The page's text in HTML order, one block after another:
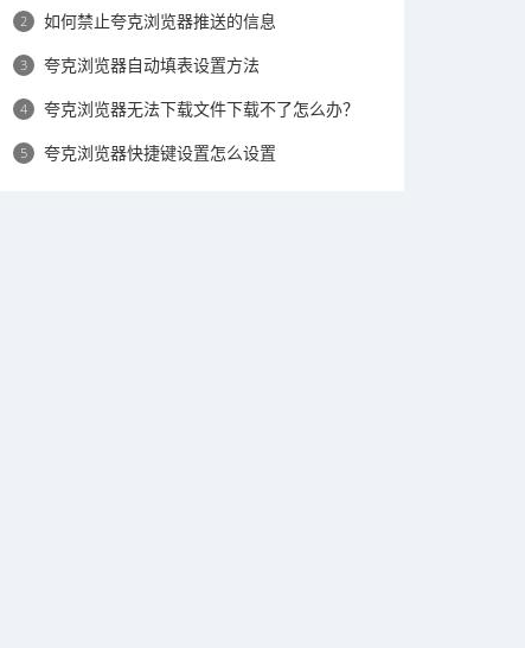
2 如何禁止夸克浏览器推送的信息
3 夸克浏览器自动填表设置方法
4 夸克浏览器无法下载文件下载不了怎么办？
5 夸克浏览器快捷键设置怎么设置